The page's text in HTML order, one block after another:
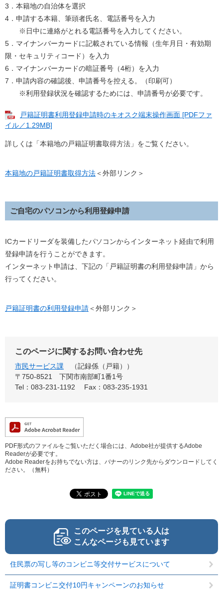
3．本籍地の自治体を選択
4．申請する本籍、筆頭者氏名、電話番号を入力
※日中に連絡がとれる電話番号を入力してください。
5．マイナンバーカードに記載されている情報（生年月日・有効期
限・セキュリティコード）を入力
6．マイナンバーカードの暗証番号（4桁）を入力
7．申請内容の確認後、申請番号を控える。（印刷可）
※利用登録状況を確認するためには、申請番号が必要です。
戸籍証明書利用登録申請時のキオスク端末操作画面 [PDFファ
イル／1.29MB]
詳しくは「本籍地の戸籍証明書取得方法」をご覧ください。
本籍地の戸籍証明書取得方法＜外部リンク＞
ご自宅のパソコンから利用登録申請
ICカードリーダを装備したパソコンからインターネット経由で利用
登録申請を行うことができます。
インターネット申請は、下記の「戸籍証明書の利用登録申請」から
行ってください。
戸籍証明書の利用登録申請＜外部リンク＞
このページに関するお問い合わせ先
市民サービス課
記録係（戸籍）
〒750-8521
下関市南部町1番1号
Tel：083-231-1192
Fax：083-235-1931
PDF形式のファイルをご覧いただく場合には、Adobe社が提供するAdobe
Readerが必要です。
Adobe Readerをお持ちでない方は、バナーのリンク先からダウンロードしてく
ださい。（無料）
このページを見ている人は
こんなページも見ています
住民票の写し等のコンビニ等交付サービスについて
証明書コンビニ交付10円キャンペーンのお知らせ